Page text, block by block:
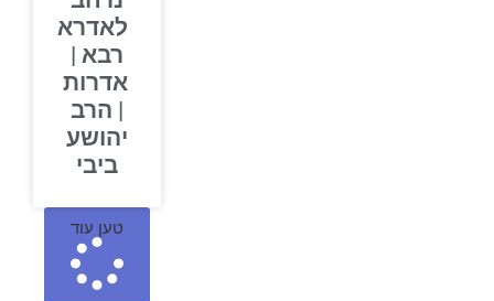
לאדרא
רבא |
אדרות
| הרב
יהושע
ביבי
טען עוד